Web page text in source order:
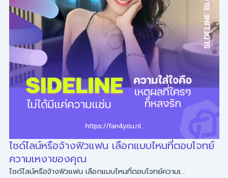
ไซด์ไลน์หรือจ้างฟิวแฟน เลือกแบบไหนที่ตอบโจทย์
ความเหงาของคุณ
ไซด์ไลน์หรือจ้างฟิวแฟน เลือกแบบไหนที่ตอบโจทย์ความเ...